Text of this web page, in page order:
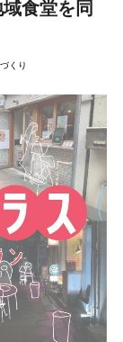
食堂を同
くり